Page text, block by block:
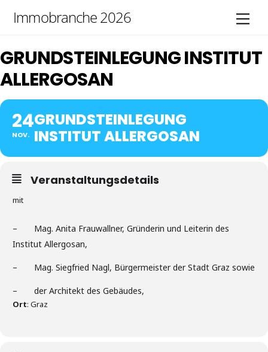
Immobranche 2026
GRUNDSTEINLEGUNG INSTITUT
ALLERGOSAN
24
NOV.
GRUNDSTEINLEGUNG
INSTITUT ALLERGOSAN
Veranstaltungsdetails
mit
– Mag. Anita Frauwallner, Gründerin und Leiterin des
Institut Allergosan,
– Mag. Siegfried Nagl, Bürgermeister der Stadt Graz sowie
– der Architekt des Gebäudes,
Ort: Graz